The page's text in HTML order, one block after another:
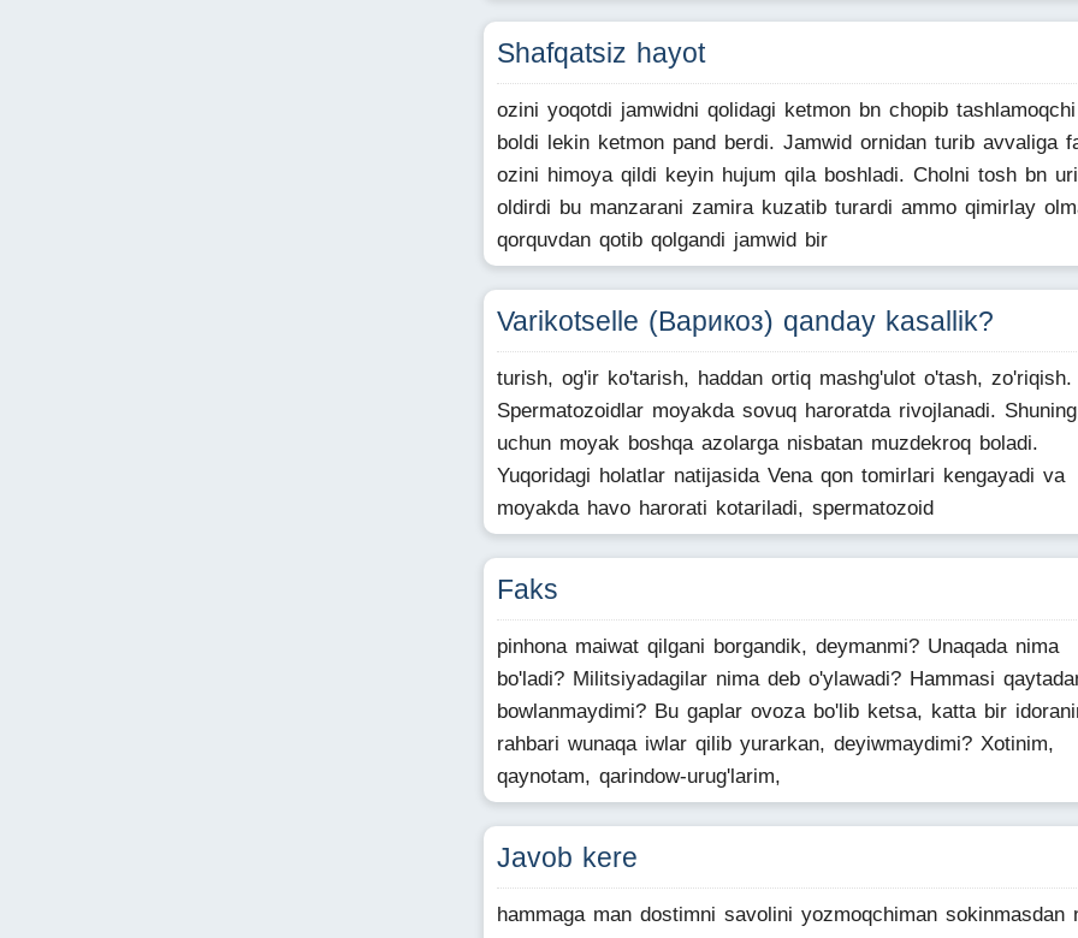
Shafqatsiz hayot
ozini yoqotdi jamwidni qolidagi ketmon bn chopib tashlamoqchi
boldi lekin ketmon pand berdi. Jamwid ornidan turib avvaliga
ozini himoya qildi keyin hujum qila boshladi. Cholni tosh bn
oldirdi bu manzarani zamira kuzatib turardi ammo qimirlay
qorquvdan qotib qolgandi jamwid bir
Varikotselle (Варикоз) qanday kasallik?
turish, og'ir ko'tarish, haddan ortiq mashg'ulot o'tash, zo'riqish.
Spermatozoidlar moyakda sovuq haroratda rivojlanadi. Shuning
uchun moyak boshqa azolarga nisbatan muzdekroq boladi.
Yuqoridagi holatlar natijasida Vena qon tomirlari kengayadi va
moyakda havo harorati kotariladi, spermatozoid
Faks
pinhona maiwat qilgani borgandik, deymanmi? Unaqada nima
bo'ladi? Militsiyadagilar nima deb o'ylawadi? Hammasi
bowlanmaydimi? Bu gaplar ovoza bo'lib ketsa, katta bir
rahbari wunaqa iwlar qilib yurarkan, deyiwmaydimi? Xotinim,
qaynotam, qarindow-urug'larim,
Javob kere
hammaga man dostimni savolini yozmoqchiman sokinmasdan